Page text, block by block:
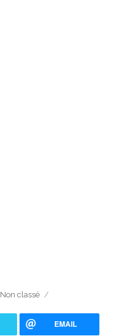
Catégories
Non classé
EMAIL